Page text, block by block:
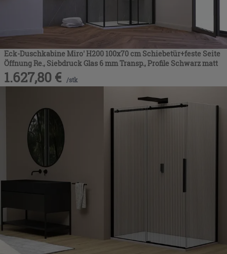
Eck-Duschkabine Miro' H200 100x70 cm Schiebetür+feste Seite
Öffnung Re., Siebdruck Glas 6 mm Transp., Profile Schwarz matt
1.627,80 € /stk